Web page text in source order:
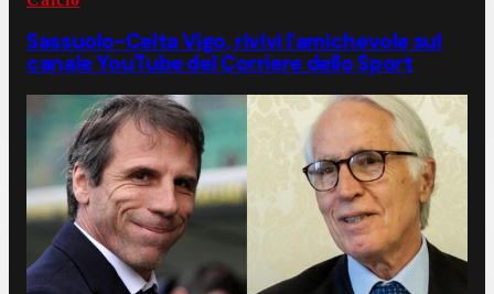
Sassuolo-Celta Vigo, rivivi l'amichevole sul
canale YouTube del Corriere dello Sport